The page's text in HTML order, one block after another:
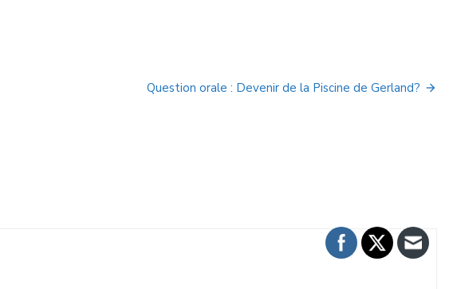
Question orale : Devenir de la Piscine de Gerland?